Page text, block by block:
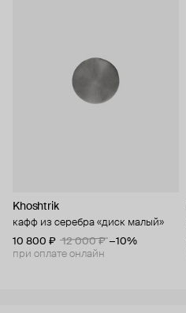
Khoshtrik
кафф из серебра «диск малый»
10 800 ₽
12 000 ₽ −10%
при оплате онлайн